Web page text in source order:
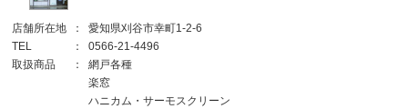
店舗所在地 ：
愛知県刈谷市幸町1-2-6
TEL
：
0566-21-4496
取扱商品
：
網戸各種
楽窓
ハニカム・サーモスクリーン